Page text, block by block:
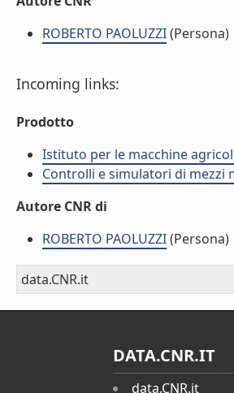
ROBERTO PAOLUZZI(Persona)
Incoming links:
Prodotto
Istituto per le macchine
Controlli e simulatori di mezzi
Autore CNR di
ROBERTO PAOLUZZI(Persona)
data.CNR.it
DATA.CNR.IT
data.CNR.it